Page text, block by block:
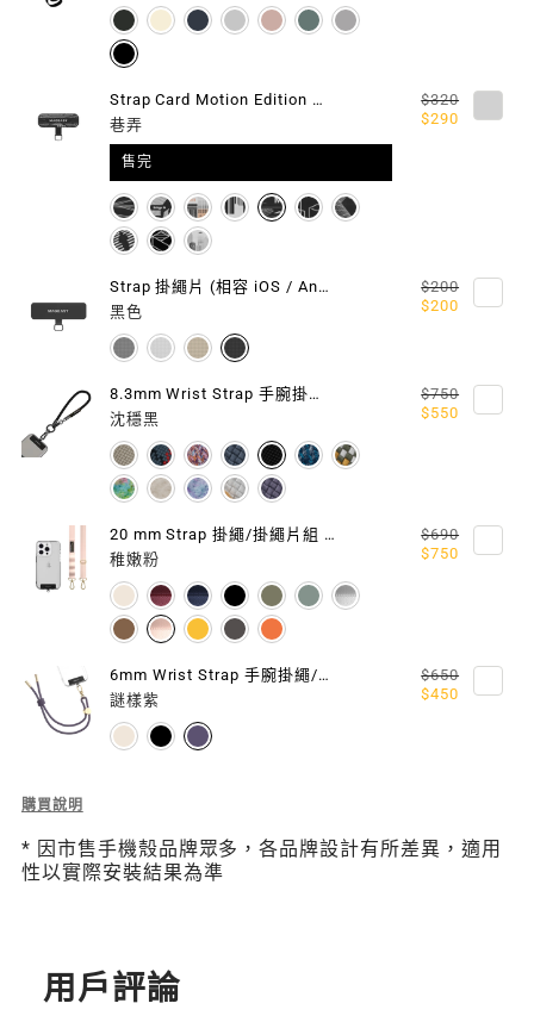
繩/
片
IOS
ANDROID
殼)
繩/
繩
片
組
(相
容
/
ANDROID
手
機
殼)
Strap Card Motion Edition 隨型掛繩片 (相容 iOS / Android 手機殼)
巷弄
售完
$320
$290
Strap 掛繩片 (相容 iOS / Android 手機殼)
黑色
$200
$200
8.3mm Wrist Strap 手腕掛繩 / 掛繩片組
沈穩黑
$750
$550
20 mm Strap 掛繩/掛繩片組 (相容 iOS / Android 手機殼)
稚嫩粉
$690
$750
6mm Wrist Strap 手腕掛繩/掛繩片組 (相容 iOS / Android 手機殼)
謎樣紫
$650
$450
Description
8.3
mm
購買說明
* 因市售手機殼品牌眾多，各品牌設計有所差異，適用
性以實際安裝結果為準
用戶評論